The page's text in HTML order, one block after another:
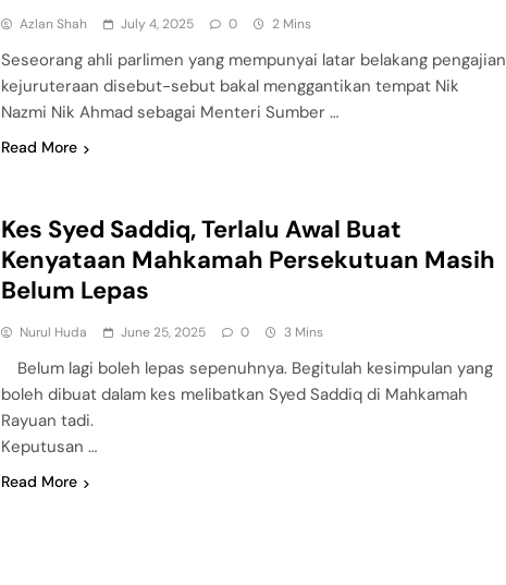
Azlan Shah July 4, 2025 0 2 Mins
Seseorang ahli parlimen yang mempunyai latar belakang pengajian
kejuruteraan disebut-sebut bakal menggantikan tempat Nik
Nazmi Nik Ahmad sebagai Menteri Sumber …
Read More
Kes Syed Saddiq, Terlalu Awal Buat
Kenyataan Mahkamah Persekutuan Masih
Belum Lepas
Nurul Huda June 25, 2025 0 3 Mins
Belum lagi boleh lepas sepenuhnya. Begitulah kesimpulan yang
boleh dibuat dalam kes melibatkan Syed Saddiq di Mahkamah
Rayuan tadi.
Keputusan …
Read More